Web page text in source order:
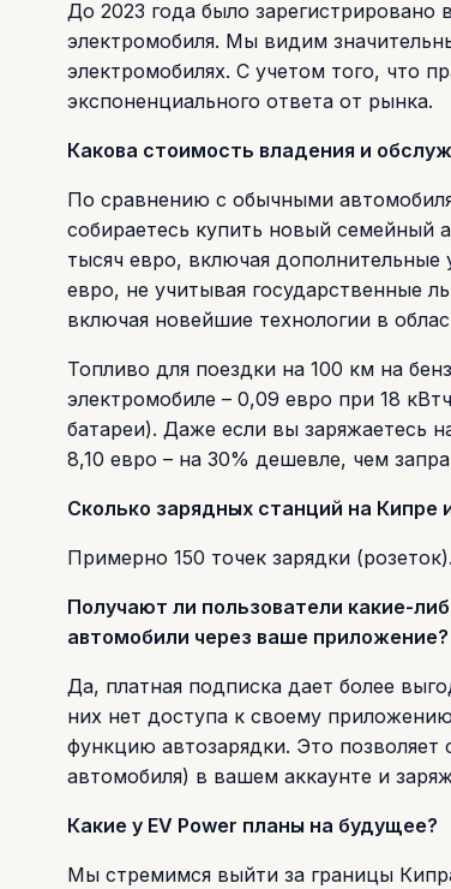
До 2023 года было зарегистрировано
электромобиля. Мы видим
электромобилях. С учетом того, что
экспоненциального ответа от рынка.
Какова стоимость владения и
По сравнению с обычными
собираетесь купить новый семейный
тысяч евро, включая дополнительные
евро, не учитывая государственные
включая новейшие технологии в
Топливо для поездки на 100 км на
электромобиле – 0,09 евро при 18
батареи). Даже если вы заряжаетесь
8,10 евро – на 30% дешевле, чем
Сколько зарядных станций на
Примерно 150 точек зарядки
Получают ли пользователи какие-
автомобили через ваше приложение?
Да, платная подписка дает более
них нет доступа к своему
функцию автозарядки. Это
автомобиля) в вашем аккаунте и
Какие у EV Power планы на будущее?
Мы стремимся выйти за границы